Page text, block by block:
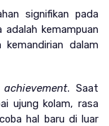
signifikan pada
kemampuan
dalam
. Saat
ujung kolam, rasa
hal baru di luar